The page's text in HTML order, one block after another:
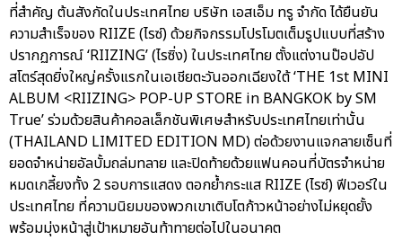
ที่สำคัญ ต้นสังกัดในประเทศไทย บริษัท เอสเอ็ม ทรู จำกัด ได้ยืนยัน
ความสำเร็จของ RIIZE (ไรซ์) ด้วยกิจกรรมโปรโมตเต็มรูปแบบที่สร้าง
ปรากฏการณ์ ‘RIIZING’ (ไรซิ่ง) ในประเทศไทย ตั้งแต่งานป๊อปอัป
สโตร์สุดยิ่งใหญ่ครั้งแรกในเอเชียตะวันออกเฉียงใต้ ‘THE 1st MINI
ALBUM <RIIZING> POP-UP STORE in BANGKOK by SM
True’ ร่วมด้วยสินค้าคอลเล็กชันพิเศษสำหรับประเทศไทยเท่านั้น
(THAILAND LIMITED EDITION MD) ต่อด้วยงานแจกลายเซ็นที่
ยอดจำหน่ายอัลบั้มถล่มทลาย และปิดท้ายด้วยแฟนคอนที่บัตรจำหน่าย
หมดเกลี้ยงทั้ง 2 รอบการแสดง ตอกย้ำกระแส RIIZE (ไรซ์) ฟีเวอร์ใน
ประเทศไทย ที่ความนิยมของพวกเขาเติบโตก้าวหน้าอย่างไม่หยุดยั้ง
พร้อมมุ่งหน้าสู่เป้าหมายอันท้าทายต่อไปในอนาคต